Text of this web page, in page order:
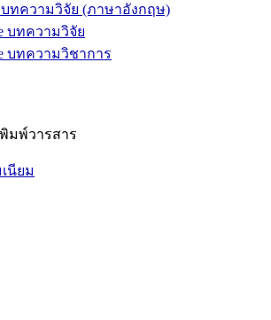
บทความวิจัย (ภาษาอังกฤษ)
บทความวิจัย
บทความวิชาการ
มพ์วารสาร
นียม